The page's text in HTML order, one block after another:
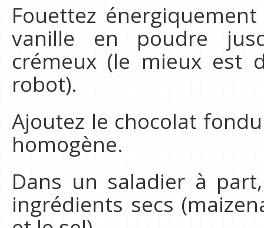
Fouettez
vanille en poudre
crémeux (le mieux est
robot).
Ajoutez le chocolat
homogène.
Dans un saladier à
ingrédients secs